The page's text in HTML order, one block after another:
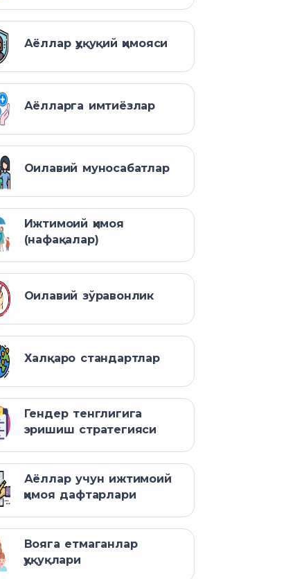
Аёллар ҳуқуқий ҳимояси
Аёлларга имтиёзлар
Оилавий муносабатлар
Ижтимоий ҳимоя
(нафақалар)
Оилавий зўравонлик
Халқаро стандартлар
Гендер тенглигига
эришиш стратегияси
Аёллар учун ижтимоий
ҳимоя дафтарлари
Вояга етмаганлар
ҳуқуқлари